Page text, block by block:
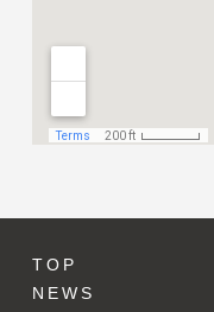
TOP
NEWS